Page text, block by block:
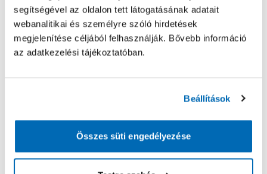
segítségével az oldalon tett látogatásának adatait
webanalitikai és személyre szóló hirdetések
megjelenítése céljából felhasználják. Bővebb információ
az adatkezelési tájékoztatóban.
Beállítások
Összes süti engedélyezése